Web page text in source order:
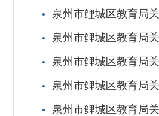
泉州市鲤城区教育局
泉州市鲤城区教育局
泉州市鲤城区教育局
泉州市鲤城区教育局
泉州市鲤城区教育局